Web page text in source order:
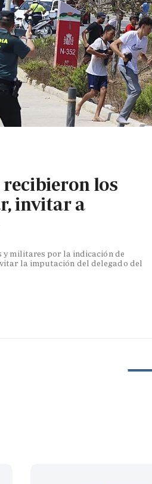
los
invitar a
militares por la indicación de
la imputación del delegado del